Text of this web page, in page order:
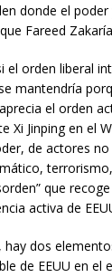
donde el
Fareed
el orden liberal
mantendría
el orden
Jinping en el
de actores
que
activa de
dos
de EEUU en el